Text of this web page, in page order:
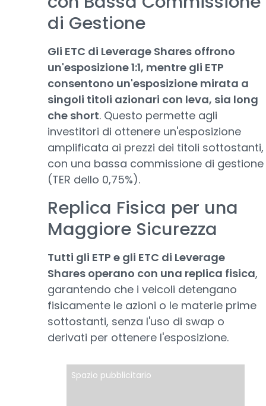
di Gestione
Gli ETC di Leverage Shares offrono
un'esposizione 1:1, mentre gli ETP
consentono un'esposizione mirata a
singoli titoli azionari con leva, sia long
che short. Questo permette agli
investitori di ottenere un'esposizione
amplificata ai prezzi dei titoli sottostanti,
con una bassa commissione di gestione
(TER dello 0,75%).
Replica Fisica per una
Maggiore Sicurezza
Tutti gli ETP e gli ETC di Leverage
Shares operano con una replica fisica,
garantendo che i veicoli detengano
fisicamente le azioni o le materie prime
sottostanti, senza l'uso di swap o
derivati per ottenere l'esposizione.
Spazio pubblicitario